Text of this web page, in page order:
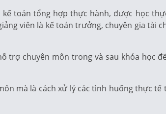
kế toán tổng hợp thực hành, được học
viên là kế toán trưởng, chuyên gia tài
trợ chuyên môn trong và sau khóa học
mà là cách xử lý các tình huống thực